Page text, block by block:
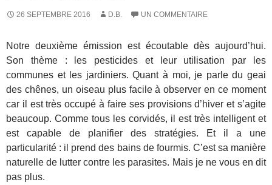
26 SEPTEMBRE 2016 D.B. UN COMMENTAIRE
Notre deuxième émission est écoutable dès aujourd’hui.
Son thème : les pesticides et leur utilisation par les
communes et les jardiniers. Quant à moi, je parle du geai
des chênes, un oiseau plus facile à observer en ce moment
car il est très occupé à faire ses provisions d’hiver et s’agite
beaucoup. Comme tous les corvidés, il est très intelligent et
est capable de planifier des stratégies. Et il a une
particularité : il prend des bains de fourmis. C’est sa manière
naturelle de lutter contre les parasites. Mais je ne vous en dit
pas plus.